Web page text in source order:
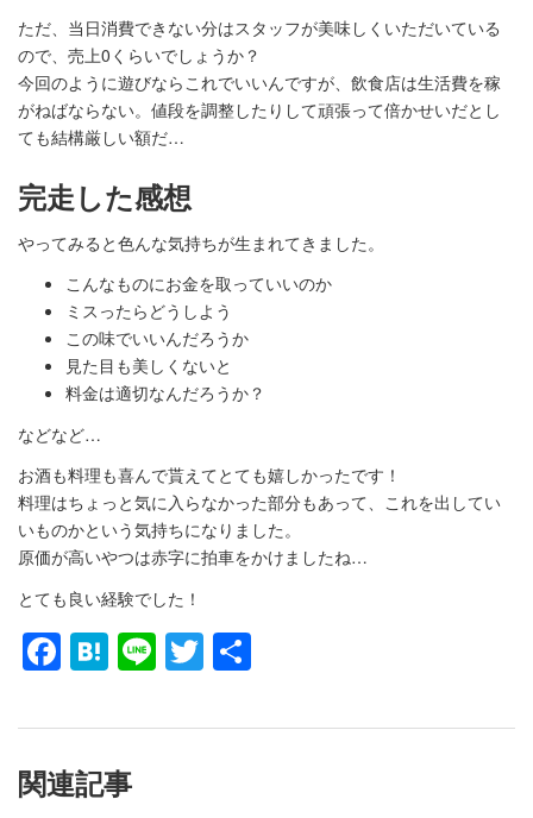
ただ、当日消費できない分はスタッフが美味しくいただいている
ので、売上0くらいでしょうか？
今回のように遊びならこれでいいんですが、飲食店は生活費を稼
がねばならない。値段を調整したりして頑張って倍かせいだとし
ても結構厳しい額だ…
完走した感想
やってみると色んな気持ちが生まれてきました。
こんなものにお金を取っていいのか
ミスったらどうしよう
この味でいいんだろうか
見た目も美しくないと
料金は適切なんだろうか？
などなど…
お酒も料理も喜んで貰えてとても嬉しかったです！
料理はちょっと気に入らなかった部分もあって、これを出してい
いものかという気持ちになりました。
原価が高いやつは赤字に拍車をかけましたね…
とても良い経験でした！
Facebook
Hatena
LineTwitter
関連記事